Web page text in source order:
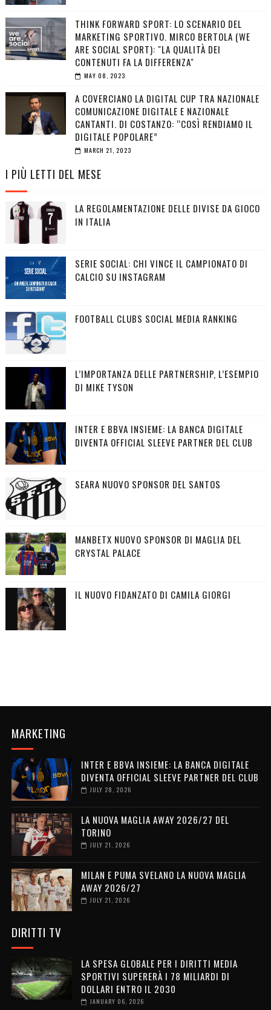
THINK FORWARD SPORT: LO SCENARIO DEL
MARKETING SPORTIVO. MIRCO BERTOLA (WE
ARE SOCIAL SPORT): "LA QUALITÀ DEI
CONTENUTI FA LA DIFFERENZA"
MAY 08, 2023
A COVERCIANO LA DIGITAL CUP TRA NAZIONALE
COMUNICAZIONE DIGITALE E NAZIONALE
CANTANTI. DI COSTANZO: “COSÌ RENDIAMO IL
DIGITALE POPOLARE”
MARCH 21, 2023
I PIÙ LETTI DEL MESE
LA REGOLAMENTAZIONE DELLE DIVISE DA GIOCO
IN ITALIA
SERIE SOCIAL: CHI VINCE IL CAMPIONATO DI
CALCIO SU INSTAGRAM
FOOTBALL CLUBS SOCIAL MEDIA RANKING
L’IMPORTANZA DELLE PARTNERSHIP, L’ESEMPIO
DI MIKE TYSON
INTER E BBVA INSIEME: LA BANCA DIGITALE
DIVENTA OFFICIAL SLEEVE PARTNER DEL CLUB
SEARA NUOVO SPONSOR DEL SANTOS
MANBETX NUOVO SPONSOR DI MAGLIA DEL
CRYSTAL PALACE
IL NUOVO FIDANZATO DI CAMILA GIORGI
MARKETING
INTER E BBVA INSIEME: LA BANCA DIGITALE
DIVENTA OFFICIAL SLEEVE PARTNER DEL CLUB
JULY 28, 2026
LA NUOVA MAGLIA AWAY 2026/27 DEL
TORINO
JULY 21, 2026
MILAN E PUMA SVELANO LA NUOVA MAGLIA
AWAY 2026/27
JULY 21, 2026
DIRITTI TV
LA SPESA GLOBALE PER I DIRITTI MEDIA
SPORTIVI SUPERERÀ I 78 MILIARDI DI
DOLLARI ENTRO IL 2030
JANUARY 06, 2026